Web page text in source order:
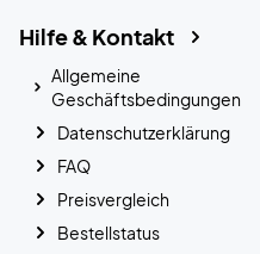
Hilfe & Kontakt
Allgemeine
Geschäftsbedingungen
Datenschutzerklärung
FAQ
Preisvergleich
Bestellstatus